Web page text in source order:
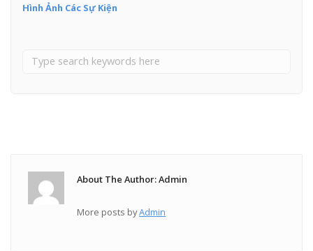
Hình Ảnh Các Sự Kiện
About The Author: Admin
More posts byAdmin